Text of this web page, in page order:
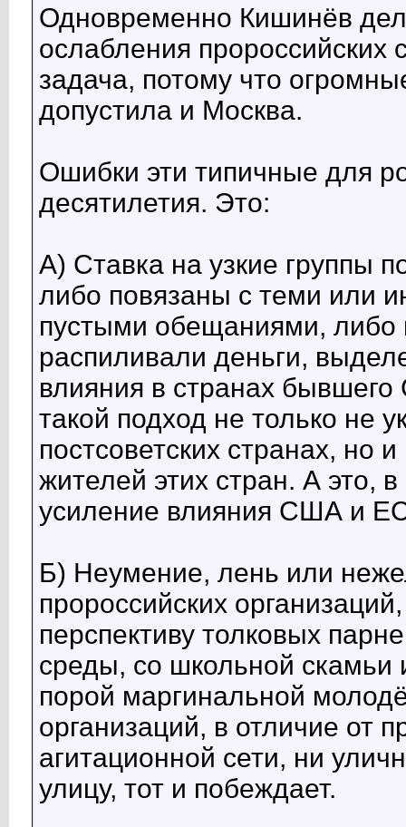
Одновременно Кишинёв
ослабления
задача, потому что
допустила и Москва.
Ошибки эти типичные для
десятилетия. Это:
А) Ставка на узкие группы
либо повязаны с теми или
пустыми обещаниями, либо
распиливали деньги,
влияния в странах
такой подход не только не
постсоветских странах, но
жителей этих стран. А это,
усиление влияния США и
Б) Неумение, лень или
пророссийских
перспективу толковых
среды, со школьной
порой маргинальной
организаций, в отличие от
агитационной сети, ни
улицу, тот и побеждает.